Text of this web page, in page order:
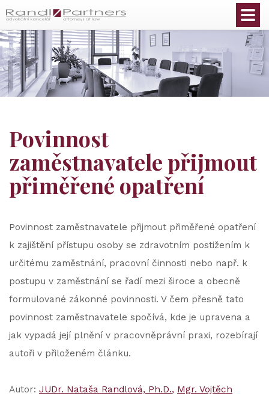
Povinnost
zaměstnavatele přijmout
přiměřené opatření
Povinnost zaměstnavatele přijmout přiměřené opatření
k zajištění přístupu osoby se zdravotním postižením k
určitému zaměstnání, pracovní činnosti nebo např. k
postupu v zaměstnání se řadí mezi široce a obecně
formulované zákonné povinnosti. V čem přesně tato
povinnost zaměstnavatele spočívá, kde je upravena a
jak vypadá její plnění v pracovněprávní praxi, rozebírají
autoři v přiloženém článku.
Autor: JUDr. Nataša Randlová, Ph.D.
Mgr. Vojtěch
Čeština